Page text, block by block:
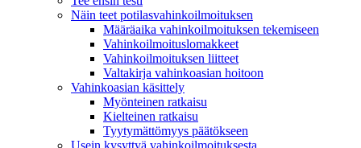
Näin teet potilasvahinkoilmoituksen
Määräaika vahinkoilmoituksen tekemiseen
Vahinkoilmoituslomakkeet
Vahinkoilmoituksen liitteet
Valtakirja vahinkoasian hoitoon
Vahinkoasian käsittely
Myönteinen ratkaisu
Kielteinen ratkaisu
Tyytymättömyys päätökseen
Usein kysyttyä vahinkoilmoituksesta